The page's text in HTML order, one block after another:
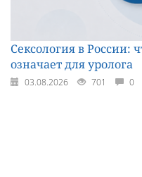
Сексология в России:
означает для уролога
03.08.2026 701 0